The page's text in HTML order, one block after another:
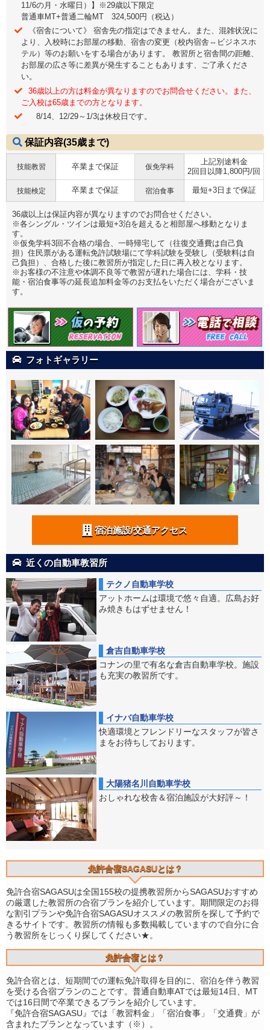
11/6の月・水曜日）】※29歳以下限定
普通車MT+普通二輪MT 324,500円（税込）
《宿舎について》 宿舎先の指定はできません。また、混雑状況に
より、入校時にお部屋の移動、宿舎の変更（校内宿舎⇔ビジネスホ
テル）等のお願いをする場合があります。 教習所と宿舎間の距離、
お部屋の広さ等に差異が発生することもあります、ご了承くださ
い。
36歳以上の方は料金が異なりますのでお問合せください。また、
ご入校は65歳までの方となります。
8/14、12/29～1/3は休校日です。
保証内容(35歳まで)
技能教習 卒業まで保証 仮免学科
上記別途料金
2回目以降1,800円/回
技能検定 卒業まで保証 宿泊食事 最短+3日まで保証
36歳以上は保証内容が異なりますのでお問合せください。
※各シングル・ツインは最短+3泊を超えると相部屋へ移動となりま
す。
※仮免学科3回不合格の場合、一時帰宅して（往復交通費は自己負
担）住民票がある運転免許試験場にて学科試験を受験し（受験料は自
己負担）、合格した後に教習所が指定した日に再入校となります。
※お客様の不注意や体調不良等で教習が遅れた場合には、学科・技
能・宿泊食事等の延長追加料金等のお支払をいただく場合がございま
す。
フォトギャラリー
宿泊施設/交通アクセス
近くの自動車教習所
テクノ自動車学校
アットホームは環境で悠々自適。広島お好
み焼きもはずせません！
倉吉自動車学校
コナンの里で有名な倉吉自動車学校。施設
も充実の教習所です。
イナバ自動車学校
快適環境とフレンドリーなスタッフが皆さ
まをお待ちしております。
大陽猪名川自動車学校
おしゃれな校舎＆宿泊施設が大好評～！
免許合宿SAGASUとは？
免許合宿SAGASUは全国155校の提携教習所からSAGASUおすすめ
の厳選した教習所の合宿プランを紹介しています。期間限定のお得
な割引プランや免許合宿SAGASUオススメの教習所を探して予約で
きるサイトです。教習所の情報も多数掲載していますので自分に合
う教習所をじっくり探してください★。
免許合宿とは？
免許合宿とは、短期間での運転免許取得を目的に、宿泊を伴う教習
を受ける合宿プランのことです。普通自動車ATでは最短14日、MT
では16日間で卒業できるプランを紹介しています。
『免許合宿SAGASU』では「教習料金」「宿泊食事」「交通費」が
含まれたプランとなっています（※）。